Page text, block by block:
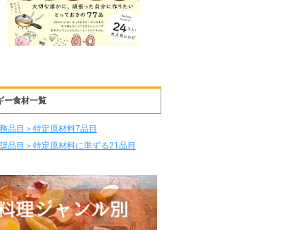
ー食材一覧
品目＞特定原材料7品目
品目＞特定原材料に準ずる21品目